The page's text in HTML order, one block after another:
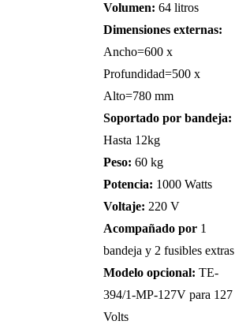
Volumen: 64 litros
Dimensiones externas:
Ancho=600 x
Profundidad=500 x
Alto=780 mm
Soportado por bandeja:
Hasta 12kg
Peso: 60 kg
Potencia: 1000 Watts
Voltaje: 220 V
Acompañado por 1
bandeja y 2 fusibles extras
Modelo opcional: TE-
394/1-MP-127V para 127
Volts